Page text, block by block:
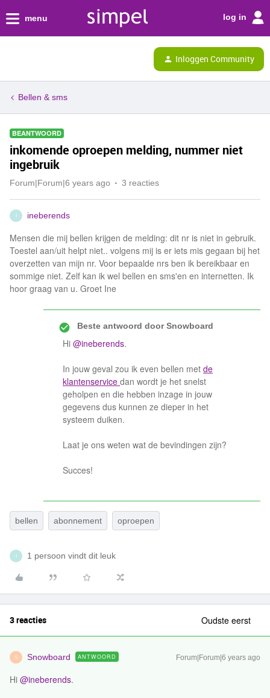
menu log in
Inloggen Community
Bellen & sms
BEANTWOORD
inkomende oproepen melding, nummer niet
ingebruik
Forum|Forum|6 years ago 3 reacties
I ineberends
Mensen die mij bellen krijgen de melding: dit nr is niet in gebruik.
Toestel aan/uit helpt niet.. volgens mij is er iets mis gegaan bij het
overzetten van mijn nr. Voor bepaalde nrs ben ik bereikbaar en
sommige niet. Zelf kan ik wel bellen en sms'en en internetten. Ik
hoor graag van u. Groet Ine
Beste antwoord doorSnowboard
Hi @ineberends.
In jouw geval zou ik even bellen met de
klantenservice dan wordt je het snelst
geholpen en die hebben inzage in jouw
gegevens dus kunnen ze dieper in het
systeem duiken.
Laat je ons weten wat de bevindingen zijn?
Succes!
bellen abonnement oproepen
I 1 persoon vindt dit leuk
3 reacties Oudste eerst
S Snowboard ANTWOORD Forum|Forum|6 years ago
Hi @ineberends.